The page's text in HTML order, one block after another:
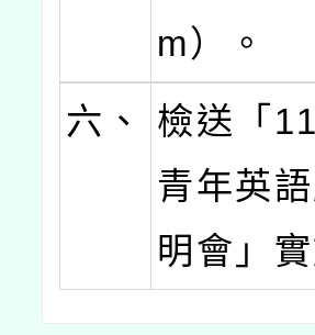
m）。
六、
檢送「
青年英
明會」